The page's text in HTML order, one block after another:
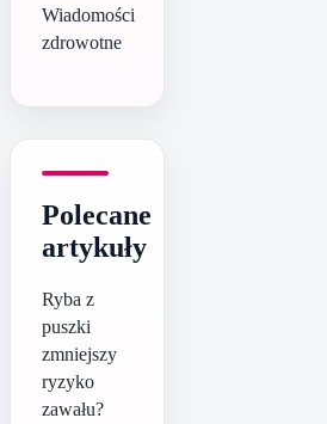
Wiadomości
zdrowotne
Polecane
artykuły
Ryba z
puszki
zmniejszy
ryzyko
zawału?